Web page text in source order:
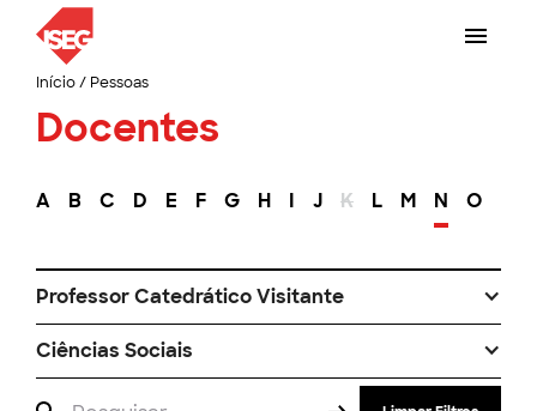
Início/ Pessoas
Docentes
A B C D E F G H I J K L M N O
Professor Catedrático Visitante
Ciências Sociais